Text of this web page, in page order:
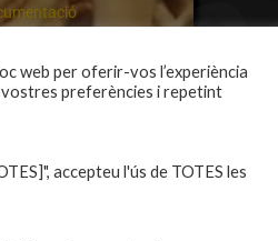
rodó
web per oferir-vos l’experiència
preferències i repetint
accepteu l'ús de TOTES les